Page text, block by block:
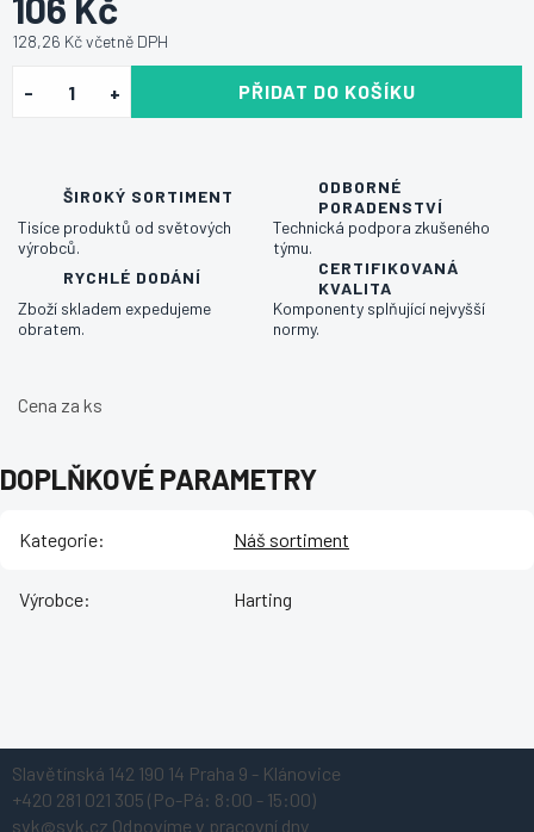
128,26 Kč včetně DPH
PŘIDAT DO KOŠÍKU
ŠIROKÝ SORTIMENT
Tisíce produktů od světových
výrobců.
ODBORNÉ
PORADENSTVÍ
Technická podpora zkušeného
týmu.
RYCHLÉ DODÁNÍ
Zboží skladem expedujeme
obratem.
CERTIFIKOVANÁ
KVALITA
Komponenty splňující nejvyšší
normy.
Cena za ks
DOPLŇKOVÉ PARAMETRY
Kategorie: Náš sortiment
Výrobce: Harting
Slavětínská 142 190 14 Praha 9 - Klánovice
+420 281 021 305 (Po-Pá: 8:00 - 15:00)
svk@svk.cz Odpovíme v pracovní dny